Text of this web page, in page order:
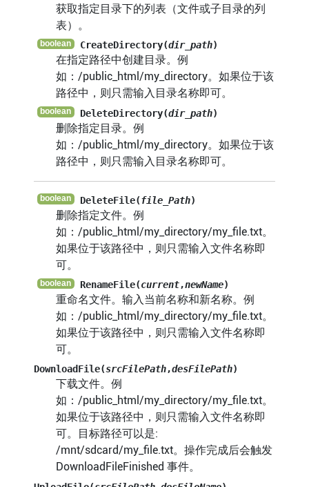
获取指定目录下的列表（文件或子目录的列
表）。
CreateDirectory(dir_path)
在指定路径中创建目录。例
如：/public_html/my_directory。如果位于该
路径中，则只需输入目录名称即可。
DeleteDirectory(dir_path)
删除指定目录。例
如：/public_html/my_directory。如果位于该
路径中，则只需输入目录名称即可。
DeleteFile(file_Path)
删除指定文件。例
如：/public_html/my_directory/my_file.txt。
如果位于该路径中，则只需输入文件名称即
可。
RenameFile(current,newName)
重命名文件。输入当前名称和新名称。例
如：/public_html/my_directory/my_file.txt。
如果位于该路径中，则只需输入文件名称即
可。
DownloadFile(srcFilePath,desFilePath)
下载文件。例
如：/public_html/my_directory/my_file.txt。
如果位于该路径中，则只需输入文件名称即
可。目标路径可以是:
/mnt/sdcard/my_file.txt。操作完成后会触发
DownloadFileFinished 事件。